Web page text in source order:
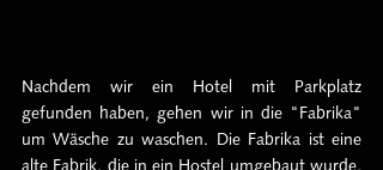
Nachdem wir ein Hotel mit Parkplatz
gefunden haben, gehen wir in die "Fabrika"
um Wäsche zu waschen. Die Fabrika ist eine
alte Fabrik, die in ein Hostel umgebaut wurde,